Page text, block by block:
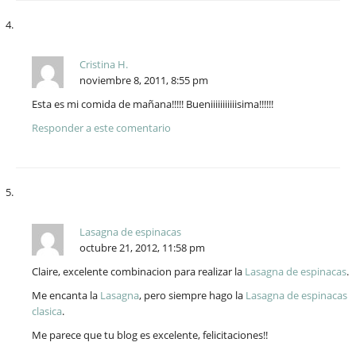
Cristina H.
noviembre 8, 2011, 8:55 pm
Esta es mi comida de mañana!!!!! Bueniiiiiiiiiiisima!!!!!!
Responder a este comentario
Lasagna de espinacas
octubre 21, 2012, 11:58 pm
Claire, excelente combinacion para realizar la Lasagna de espinacas.
Me encanta la Lasagna, pero siempre hago la Lasagna de espinacas
clasica.
Me parece que tu blog es excelente, felicitaciones!!